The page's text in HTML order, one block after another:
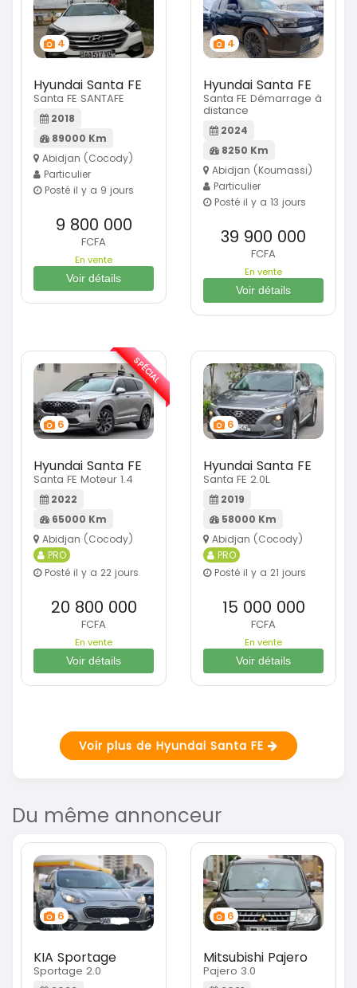
4
Hyundai Santa FE
Santa FE SANTAFE
2018
89000 Km
Abidjan (Cocody)
Particulier
Posté il y a 9 jours
9 800 000
FCFA
En vente
Voir détails
4
Hyundai Santa FE
Santa FE Démarrage à
distance
2024
8250 Km
Abidjan (Koumassi)
Particulier
Posté il y a 13 jours
39 900 000
FCFA
En vente
Voir détails
6
Hyundai Santa FE
Santa FE Moteur 1.4
2022
65000 Km
Abidjan (Cocody)
PRO
Posté il y a 22 jours
20 800 000
FCFA
En vente
Voir détails
SPÉCIAL
6
Hyundai Santa FE
Santa FE 2.0L
2019
58000 Km
Abidjan (Cocody)
PRO
Posté il y a 21 jours
15 000 000
FCFA
En vente
Voir détails
Voir plus de Hyundai Santa FE
Du même annonceur
6
KIA Sportage
Sportage 2.0
6
Mitsubishi Pajero
Pajero 3.0